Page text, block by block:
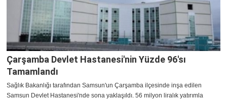
Çarşamba Devlet Hastanesi'nin Yüzde 96'sı
Tamamlandı
Sağlık Bakanlığı tarafından Samsun'un Çarşamba ilçesinde inşa edilen
Samsun Devlet Hastanesi'nde sona yaklaşıldı. 56 milyon liralık yatırımla